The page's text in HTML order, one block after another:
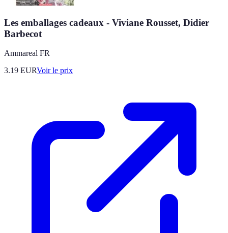
Les emballages cadeaux - Viviane Rousset, Didier
Barbecot
Ammareal FR
3.19 EURVoir le prix